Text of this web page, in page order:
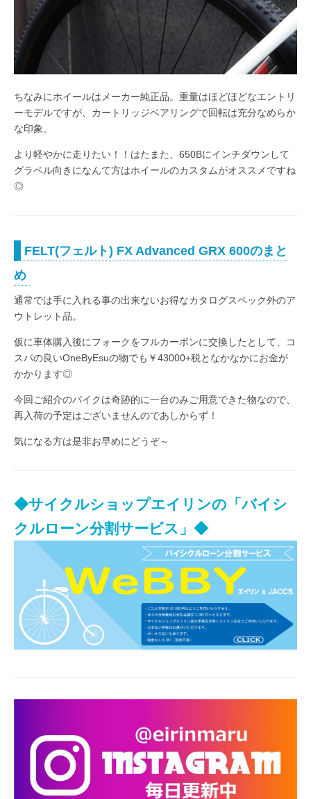
ちなみにホイールはメーカー純正品。重量はほどほどなエントリ
ーモデルですが、カートリッジベアリングで回転は充分なめらか
な印象。
より軽やかに走りたい！！はたまた、650Bにインチダウンして
グラベル向きになんて方はホイールのカスタムがオススメですね
◎
FELT(フェルト) FX Advanced GRX 600のまと
め
通常では手に入れる事の出来ないお得なカタログスペック外のア
ウトレット品。
仮に車体購入後にフォークをフルカーボンに交換したとして、コ
スパの良いOneByEsuの物でも￥43000+税となかなかにお金が
かかります◎
今回ご紹介のバイクは奇跡的に一台のみご用意できた物なので、
再入荷の予定はございませんのであしからず！
気になる方は是非お早めにどうぞ～
◆サイクルショップエイリンの「バイシ
クルローン分割サービス」◆